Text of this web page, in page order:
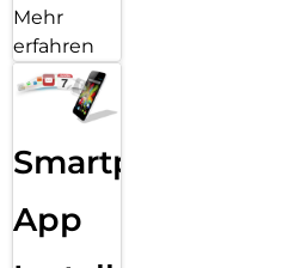
Mehr
erfahren
Smartphone
App